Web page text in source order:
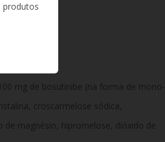
mg de bosutinibe (na forma de mono-
croscarmelose sódica,
de magnésio, hipromelose, dióxido de
produtos